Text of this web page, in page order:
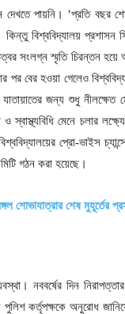
পায়নি। ’প্রতি বছর
বিশ্ববিদ্যালয় প্রশাসন
সংলগ্ন স্মৃতি চিরন্তন
বের হওয়া গেলেও
জন্য শুধু
স্বাস্থ্যবিধি মেনে চলার
বিশ্ববিদ্যালয়ের প্রো-ভাইস
গঠন করা হয়েছে।
নববর্ষের দিন নিরাপত্তার
কর্তৃপক্ষকে অনুরোধ